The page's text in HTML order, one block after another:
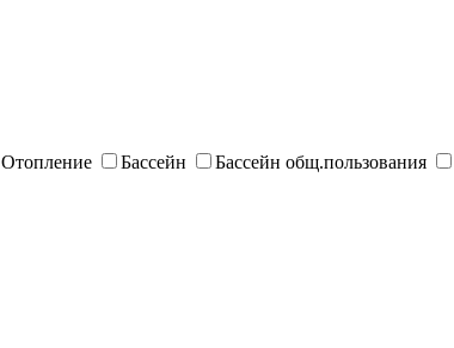
Отопление Бассейн Бассейн общ.пользования